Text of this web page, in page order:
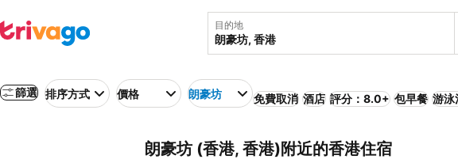
目的地
篩選 排序方式 價格 朗豪坊 免費取消 酒店 評分：8.0+ 包早餐 游泳
朗豪坊 (香港, 香港)附近的香港住宿